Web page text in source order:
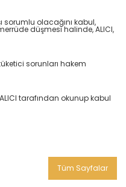
sorumlu olacağını kabul,
düşmesi halinde, ALICI,
sorunları hakem
tarafından okunup kabul
Tüm Sayfalar